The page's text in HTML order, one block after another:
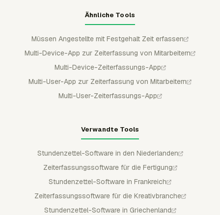
Ähnliche Tools
Müssen Angestellte mit Festgehalt Zeit erfassen
Multi-Device-App zur Zeiterfassung von Mitarbeitern
Multi-Device-Zeiterfassungs-App
Multi-User-App zur Zeiterfassung von Mitarbeitern
Multi-User-Zeiterfassungs-App
Verwandte Tools
Stundenzettel-Software in den Niederlanden
Zeiterfassungssoftware für die Fertigung
Stundenzettel-Software in Frankreich
Zeiterfassungssoftware für die Kreativbranche
Stundenzettel-Software in Griechenland